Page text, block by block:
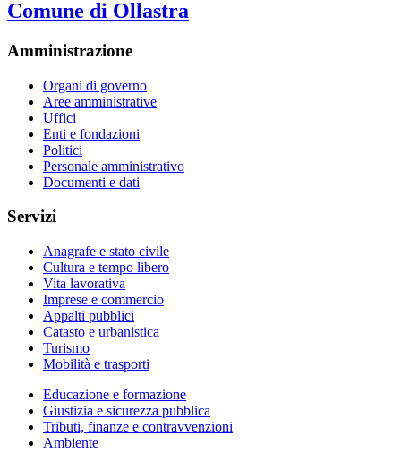
Comune di Ollastra
Amministrazione
Organi di governo
Aree amministrative
Uffici
Enti e fondazioni
Politici
Personale amministrativo
Documenti e dati
Servizi
Anagrafe e stato civile
Cultura e tempo libero
Vita lavorativa
Imprese e commercio
Appalti pubblici
Catasto e urbanistica
Turismo
Mobilità e trasporti
Educazione e formazione
Giustizia e sicurezza pubblica
Tributi, finanze e contravvenzioni
Ambiente